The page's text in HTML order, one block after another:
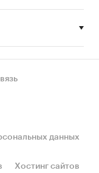
овощных
и
данных
Хостинг сайтов